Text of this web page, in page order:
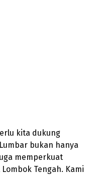
kita dukung
bukan hanya
memperkuat
Tengah. Kami